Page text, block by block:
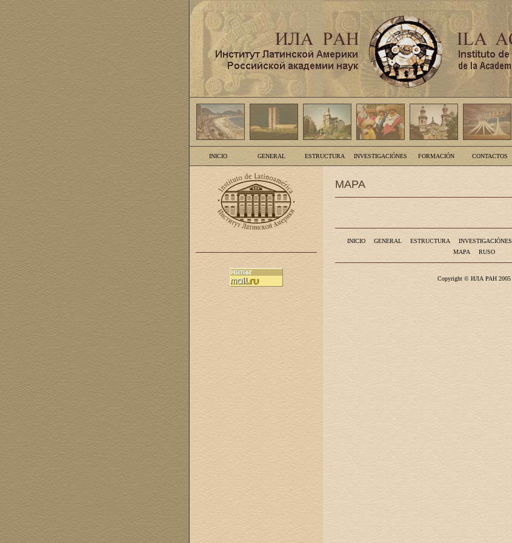
INICIO GENERAL ESTRUCTURA INVESTIGACIÓNES FORMACIÓN CONTACTOS
MAPA
INICIO GENERAL ESTRUCTURA INVESTIGACIÓNES
MAPA
RUSO
Copyright © ИЛА РАН 2005